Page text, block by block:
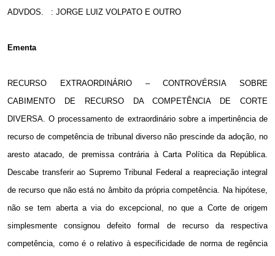
ADVDOS. : JORGE LUIZ VOLPATO E OUTRO
Ementa
RECURSO EXTRAORDINÁRIO – CONTROVÉRSIA SOBRE
CABIMENTO DE RECURSO DA COMPETÊNCIA DE CORTE
DIVERSA. O processamento de extraordinário sobre a impertinência de
recurso de competência de tribunal diverso não prescinde da adoção, no
aresto atacado, de premissa contrária à Carta Política da República.
Descabe transferir ao Supremo Tribunal Federal a reapreciação integral
de recurso que não está no âmbito da própria competência. Na hipótese,
não se tem aberta a via do excepcional, no que a Corte de origem
simplesmente consignou defeito formal de recurso da respectiva
competência, como é o relativo à especificidade de norma de regência